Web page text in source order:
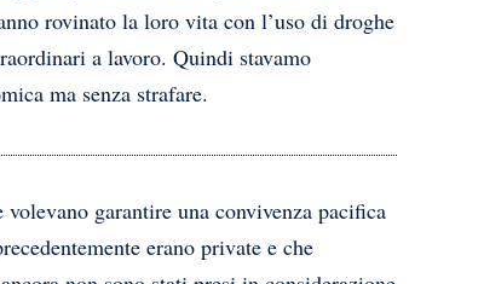
rovinato la loro vita con l’uso di droghe
a lavoro. Quindi stavamo
ma senza strafare.
garantire una convivenza pacifica
erano private e che